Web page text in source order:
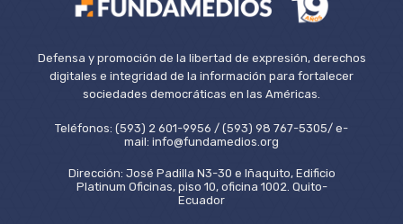
Defensa y promoción de la libertad de expresión, derechos
digitales e integridad de la información para fortalecer
sociedades democráticas en las Américas.
Teléfonos: (593) 2 601-9956 / (593) 98 767-5305/ e-
mail: info@fundamedios.org
Dirección: José Padilla N3-30 e Iñaquito, Edificio
Platinum Oficinas, piso 10, oficina 1002. Quito-
Ecuador